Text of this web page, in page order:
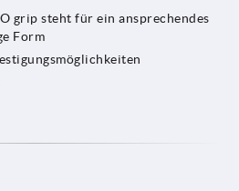
grip steht für ein ansprechendes
Form